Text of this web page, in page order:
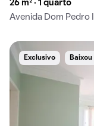
26 m² · 1 quarto
Avenida Dom Pedro
Exclusivo